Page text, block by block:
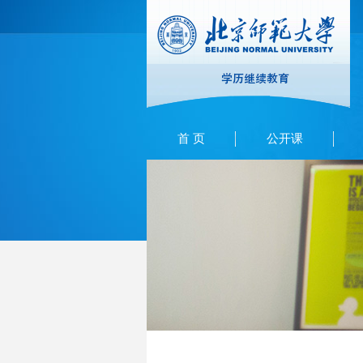
首 页 公开课